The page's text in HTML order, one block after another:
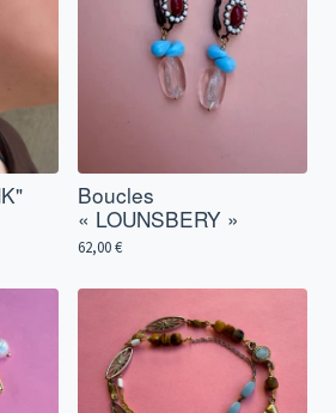
Boucles
« LOUNSBERY »
62,00€